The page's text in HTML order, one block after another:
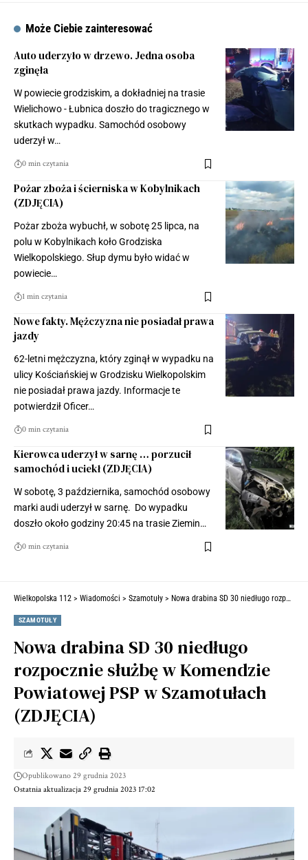
Może Ciebie zainteresować
Auto uderzyło w drzewo. Jedna osoba
zginęła
W powiecie grodziskim, a dokładniej na trasie
Wielichowo - Łubnica doszło do tragicznego w
skutkach wypadku. Samochód osobowy
uderzył w…
0 min czytania
Pożar zboża i ścierniska w Kobylnikach
(ZDJĘCIA)
Pożar zboża wybuchł, w sobotę 25 lipca, na
polu w Kobylnikach koło Grodziska
Wielkopolskiego. Słup dymu było widać w
powiecie…
1 min czytania
Nowe fakty. Mężczyzna nie posiadał prawa
jazdy
62-letni mężczyzna, który zginął w wypadku na
ulicy Kościańskiej w Grodzisku Wielkopolskim
nie posiadał prawa jazdy. Informacje te
potwierdził Oficer…
0 min czytania
Kierowca uderzył w sarnę … porzucił
samochód i uciekł (ZDJĘCIA)
W sobotę, 3 października, samochód osobowy
marki audi uderzył w sarnę. Do wypadku
doszło około godziny 20:45 na trasie Ziemin…
0 min czytania
Wielkopolska 112 > Wiadomości > Szamotuły > Nowa drabina SD 30 niedługo rozpocznie służbę w Komendzie Powiatowej PSP w Szamotułach (ZDJĘCIA)
SZAMOTUŁY
Nowa drabina SD 30 niedługo
rozpocznie służbę w Komendzie
Powiatowej PSP w Szamotułach
(ZDJĘCIA)
Ostatnia aktualizacja 29 grudnia 2023 17:02
Opublikowano 29 grudnia 2023